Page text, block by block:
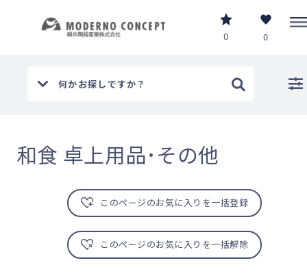
0 0
ホーム / 和 【和】 卓上用品･箸置･その他 /
和食 卓上用品･その他
このページのお気に入りを一括登録
このページのお気に入りを一括解除